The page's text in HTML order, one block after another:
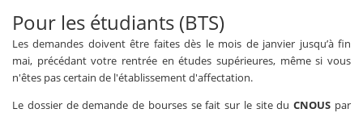
Pour les étudiants (BTS)
Les demandes doivent être faites dès le mois de janvier jusqu’à fin
mai, précédant votre rentrée en études supérieures, même si vous
n'êtes pas certain de l'établissement d'affectation.
Le dossier de demande de bourses se fait sur le site duCNOUS par